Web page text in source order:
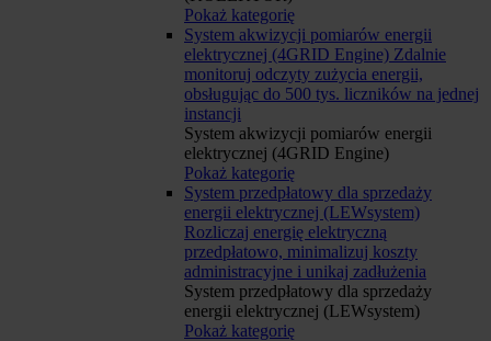
Pokaż kategorię
System akwizycji pomiarów energii
elektrycznej (4GRID Engine) Zdalnie
monitoruj odczyty zużycia energii,
obsługując do 500 tys. liczników na jednej
instancji
System akwizycji pomiarów energii
elektrycznej (4GRID Engine)
Pokaż kategorię
System przedpłatowy dla sprzedaży
energii elektrycznej (LEWsystem)
Rozliczaj energię elektryczną
przedpłatowo, minimalizuj koszty
administracyjne i unikaj zadłużenia
System przedpłatowy dla sprzedaży
energii elektrycznej (LEWsystem)
Pokaż kategorię